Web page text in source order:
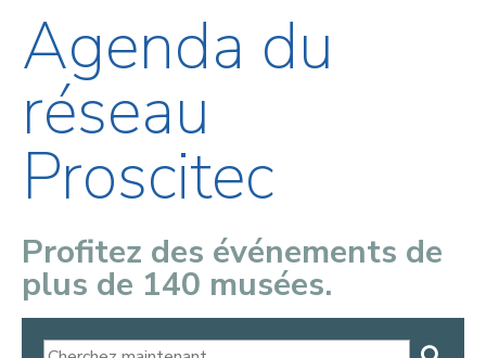
Agenda du
réseau
Proscitec
Profitez des événements de
plus de 140 musées.